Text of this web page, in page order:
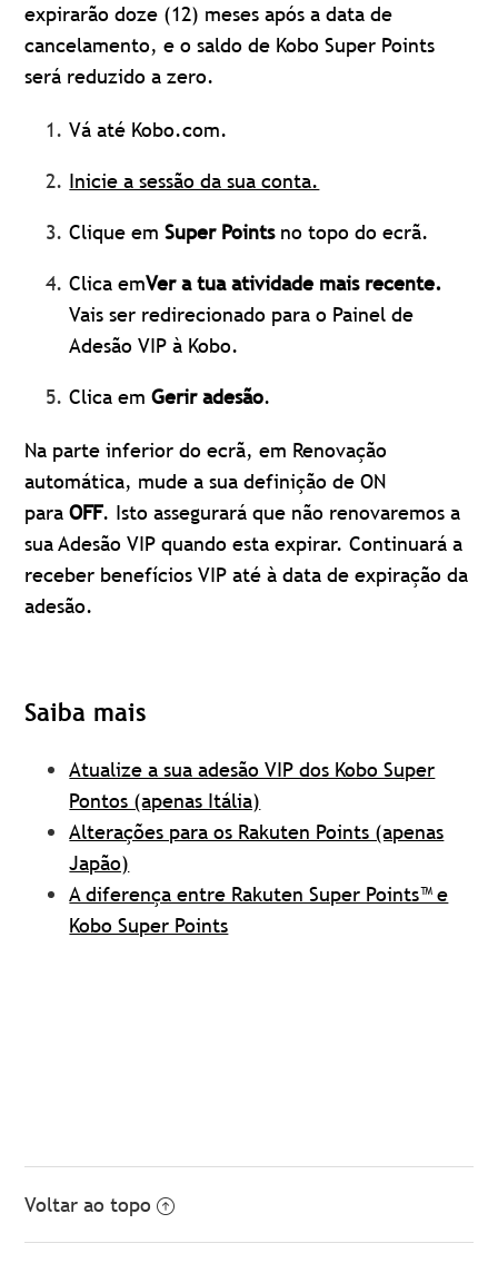
expirarão doze (12) meses após a data de
cancelamento, e o saldo de Kobo Super Points
será reduzido a zero.
Vá até Kobo.com.
Inicie a sessão da sua conta.
Clique em Super Pointsno topo do ecrã.
Clica emVer a tua atividade mais recente.
Vais ser redirecionado para o Painel de
Adesão VIP à Kobo.
Clica em Gerir adesão.
Na parte inferior do ecrã, em Renovação
automática, mude a sua definição de ON
para OFF. Isto assegurará que não renovaremos a
sua Adesão VIP quando esta expirar. Continuará a
receber benefícios VIP até à data de expiração da
adesão.
Saiba mais
Atualize a sua adesão VIP dos Kobo Super
Pontos (apenas Itália)
Alterações para os Rakuten Points (apenas
Japão)
A diferença entre Rakuten Super Points™ e
Kobo Super Points
Voltar ao topo